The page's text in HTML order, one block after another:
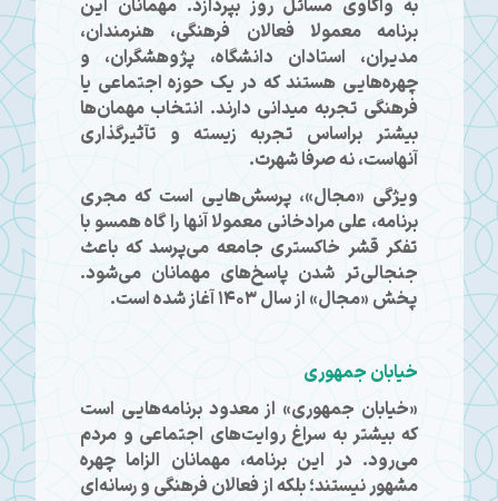
به واکاوی مسائل روز بپردازد. مهمانان این
برنامه معمولا فعالان فرهنگی، هنرمندان،
مدیران، استادان دانشگاه، پژوهشگران، و
چهره‌هایی هستند که در یک حوزه اجتماعی یا
فرهنگی تجربه میدانی دارند. انتخاب مهمان‌ها
بیشتر براساس تجربه زیسته و تآثیرگذاری
آنهاست، نه صرفا شهرت.
ویژگی «مجال»، پرسش‌هایی است که مجری
برنامه، علی مرادخانی معمولا آنها را گاه همسو با
تفکر قشر خاکستری جامعه می‌پرسد که باعث
جنجالی‌تر شدن پاسخ‌های مهمانان می‌شود.
پخش «مجال» از سال ۱۴۰۳ آغاز شده است.
خیابان جمهوری
«خیابان جمهوری» از معدود برنامه‌هایی است
که بیشتر به سراغ روایت‌های اجتماعی و مردم
می‌رود. در این برنامه، مهمانان الزاما چهره
مشهور نیستند؛ بلکه از فعالان فرهنگی و رسانه‌ای